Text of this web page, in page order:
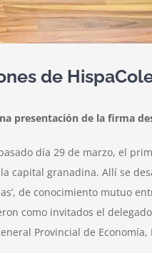
de
presentación de la firma
día 29 de marzo, el
capital granadina. Allí se
de conocimiento mutuo
como invitados el
Provincial de Economía,